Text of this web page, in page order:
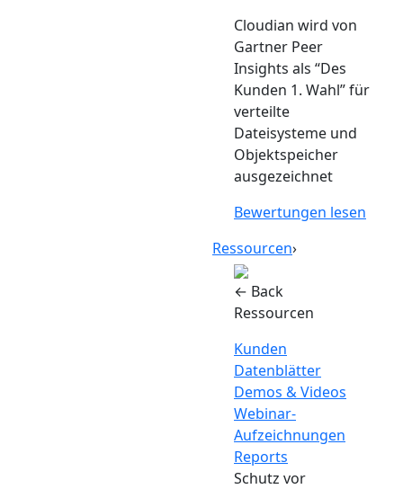
Cloudian wird von
Gartner Peer
Insights als “Des
Kunden 1. Wahl” für
verteilte
Dateisysteme und
Objektspeicher
ausgezeichnet
Bewertungen lesen
Ressourcen›
← Back
Ressourcen
Kunden
Datenblätter
Demos & Videos
Webinar-
Aufzeichnungen
Reports
Schutz vor